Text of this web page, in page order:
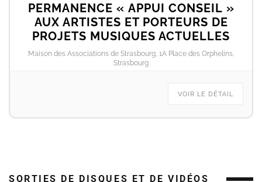
PERMANENCE « APPUI CONSEIL »
AUX ARTISTES ET PORTEURS DE
PROJETS MUSIQUES ACTUELLES
Maison des Associations de Strasbourg, 1A Place des Orphelins,
Strasbourg
VOIR LE DÉTAIL
SORTIES DE DISQUES ET DE VIDÉOS